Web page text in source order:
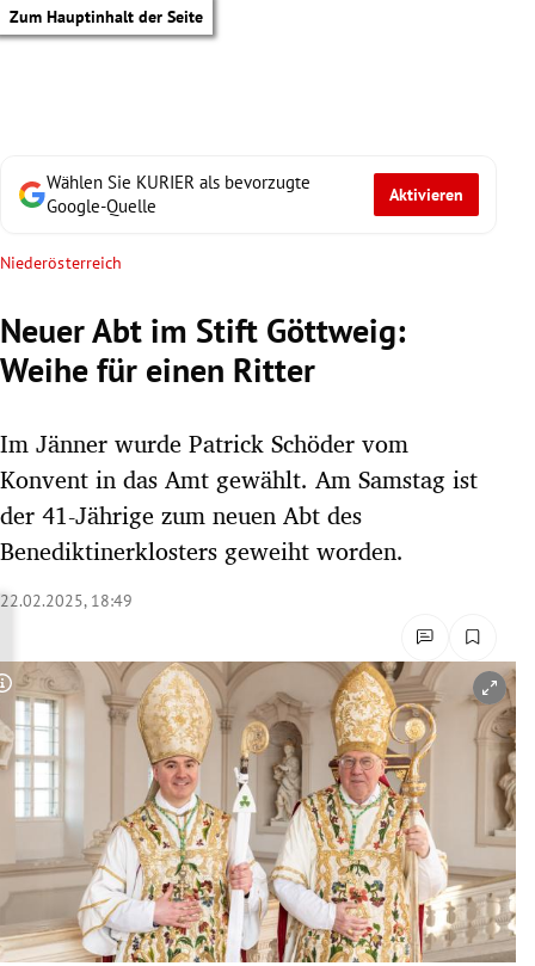
Zum Hauptinhalt der Seite
Untermenü
Untermenü
Untermenü
Untermenü
Untermenü
Untermenü
Untermenü
Untermenü
Untermenü
Wählen Sie KURIER als bevorzugte
Google-Quelle
Aktivieren
Niederösterreich
Neuer Abt im Stift Göttweig:
Weihe für einen Ritter
Im Jänner wurde Patrick Schöder vom
Konvent in das Amt gewählt. Am Samstag ist
der 41-Jährige zum neuen Abt des
Benediktinerklosters geweiht worden.
22.02.2025, 18:49
Copyright-Hinweis öffnen/schließen